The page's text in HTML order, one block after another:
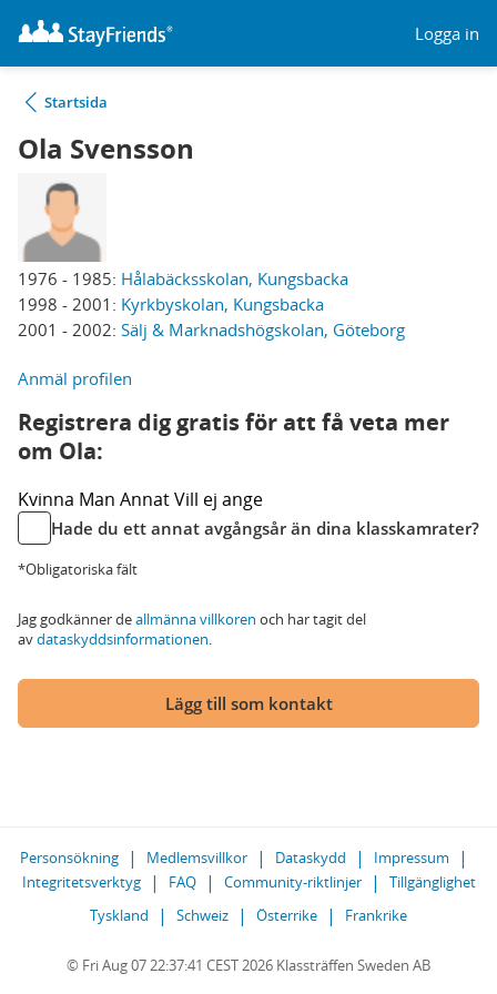
Logga in
Startsida
Ola Svensson
1976 - 1985: Hålabäcksskolan, Kungsbacka
1998 - 2001: Kyrkbyskolan, Kungsbacka
2001 - 2002: Sälj & Marknadshögskolan, Göteborg
Anmäl profilen
Registrera dig gratis för att få veta mer
om Ola:
Kvinna Man AnnatVill ej ange
Hade du ett annat avgångsår än dina klasskamrater?
*Obligatoriska fält
Jag godkänner deallmänna villkoren och har tagit del
avdataskyddsinformationen.
Lägg till som kontakt
Personsökning Medlemsvillkor Dataskydd
Impressum
Integritetsverktyg
FAQ Community-riktlinjer
Tillgänglighet
Tyskland
Schweiz Österrike Frankrike
© Fri Aug 07 22:37:41 CEST 2026 Klassträffen Sweden AB